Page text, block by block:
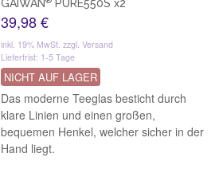
GAIWAN PURE550S x2
39,98 €
inkl. 19% MwSt.zzgl. Versand
Lieferfrist: 1-5 Tage
NICHT AUF LAGER
Das moderne Teeglas besticht durch
klare Linien und einen großen,
bequemen Henkel, welcher sicher in der
Hand liegt.